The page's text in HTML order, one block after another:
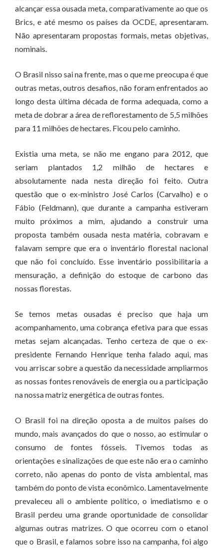
alcançar essa ousada meta, comparativamente ao que os
Brics, e até mesmo os países da OCDE, apresentaram.
Não apresentaram propostas formais, metas objetivas,
nominais.
O Brasil nisso sai na frente, mas o que me preocupa é que
outras metas, outros desafios, não foram enfrentados ao
longo desta última década de forma adequada, como a
meta de dobrar a área de reflorestamento de 5,5 milhões
para 11 milhões de hectares. Ficou pelo caminho.
Existia uma meta, se não me engano para 2012, que
seriam plantados 1,2 milhão de hectares e
absolutamente nada nesta direção foi feito. Outra
questão que o ex-ministro José Carlos (Carvalho) e o
Fábio (Feldmann), que durante a campanha estiveram
muito próximos a mim, ajudando a construir uma
proposta também ousada nesta matéria, cobravam e
falavam sempre que era o inventário florestal nacional
que não foi concluído. Esse inventário possibilitaria a
mensuração, a definição do estoque de carbono das
nossas florestas.
Se temos metas ousadas é preciso que haja um
acompanhamento, uma cobrança efetiva para que essas
metas sejam alcançadas. Tenho certeza de que o ex-
presidente Fernando Henrique tenha falado aqui, mas
vou arriscar sobre a questão da necessidade ampliarmos
as nossas fontes renováveis de energia ou a participação
na nossa matriz energética de outras fontes.
O Brasil foi na direção oposta a de muitos países do
mundo, mais avançados do que o nosso, ao estimular o
consumo de fontes fósseis. Tivemos todas as
orientações e sinalizações de que este não era o caminho
correto, não apenas do ponto de vista ambiental, mas
também do ponto de vista econômico. Lamentavelmente
prevaleceu ali o ambiente político, o imediatismo e o
Brasil perdeu uma grande oportunidade de consolidar
algumas outras matrizes. O que ocorreu com o etanol
que o Brasil, e falamos sobre isso na campanha, foi algo